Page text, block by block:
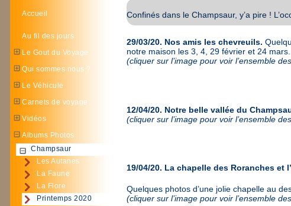
Confinés dans le Champsaur, y’a pire !
29/03/20. Nos amis les chevreuils.
notre maison les 3, 4, 29 février et 24 mars.
(cliquer sur l’image pour voir l’ensemble
12/04/20. Notre belle vallée du
(cliquer sur l’image pour voir l’ensemble
19/04/20. La chapelle des Roranches et
Quelques photos d’une jolie chapelle au
(cliquer sur l’image pour voir l’ensemble
Accueil
Au fil des jours
Le Gout du Voyage
Qui sommes nous ?
Le Véhicule
Carnets de voyage
Vidéos
Albums Photos
Champsaur
Les Autanes
La Faune
La Flore
Printemps 2020